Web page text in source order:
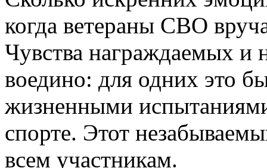
когда ветераны СВО
Чувства награждаемых и
воедино: для одних это
жизненными
спорте. Этот
всем участникам.